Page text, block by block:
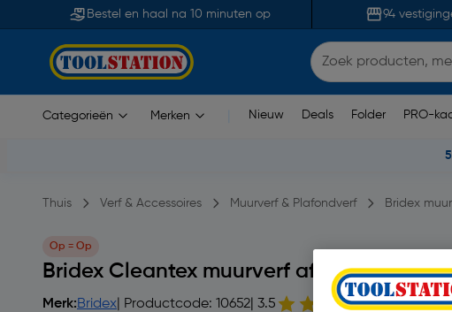
Bestel en haal na 10 minuten op 94
Categorieën Merken Nieuw Deals Folder PRO-
Thuis Verf & Accessoires Muurverf & Plafondverf Bridex
Op = Op
Bridex Cleantex muurverf afwasbaar
Merk:Bridex | Productcode: 10652 | 3.5 4